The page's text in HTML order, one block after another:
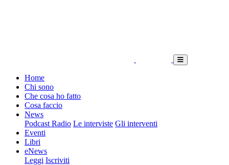
Home
Chi sono
Che cosa ho fatto
Cosa faccio
News
Podcast Radio Le interviste Gli interventi
Eventi
Libri
eNews
Leggi Iscriviti